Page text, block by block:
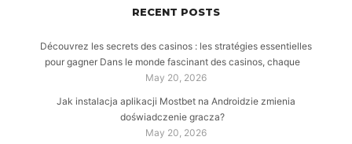
RECENT POSTS
Découvrez les secrets des casinos : les stratégies essentielles
pour gagner Dans le monde fascinant des casinos, chaque
May 20, 2026
Jak instalacja aplikacji Mostbet na Androidzie zmienia
doświadczenie gracza?
May 20, 2026